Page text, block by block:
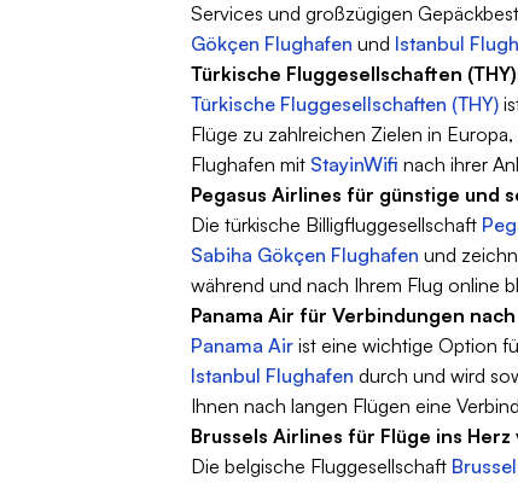
Services und großzügigen
Gökçen Flughafen und Istanbul
Türkische Fluggesellschaften
Türkische Fluggesellschaften (THY)
Flüge zu zahlreichen Zielen in
Flughafen mit StayinWifi nach ihrer
Pegasus Airlines für günstige und
Die türkische Billigfluggesellschaft
Sabiha Gökçen Flughafen und
während und nach Ihrem Flug online
Panama Air für Verbindungen
Panama Air ist eine wichtige Option
Istanbul Flughafen durch und wird
Ihnen nach langen Flügen eine
Brussels Airlines für Flüge ins Herz
Die belgische Fluggesellschaft